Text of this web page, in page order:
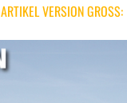
ARTIKEL VERSION GROSS: